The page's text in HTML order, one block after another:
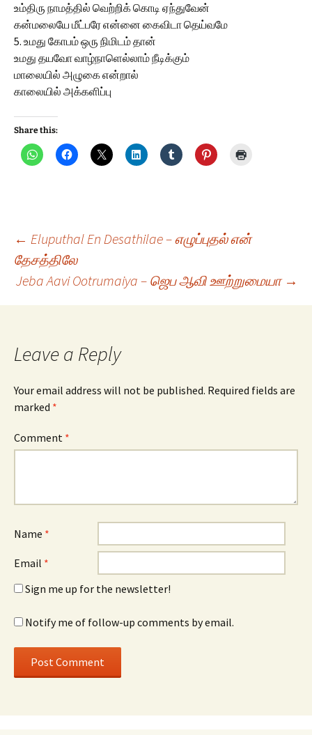
உம்திரு நாமத்தில் வெற்றிக் கொடி ஏந்துவேன்
கன்மலையே மீட்பரே என்னை கைவிடா தெய்வமே
5. உமது கோபம் ஒரு நிமிடம் தான்
உமது தயவோ வாழ்நாளெல்லாம் நீடிக்கும்
மாலையில் அழுகை என்றால்
காலையில் அக்களிப்பு
Share this:
Post
navigation
← Eluputhal En Desathilae – எழுப்புதல் என்
தேசத்திலே
Jeba Aavi Ootrumaiya – ஜெப ஆவி ஊற்றுமையா →
Leave a Reply
Your email address will not be published. Required fields are
marked *
Comment *
Name *
Email *
Sign me up for the newsletter!
Notify me of follow-up comments by email.